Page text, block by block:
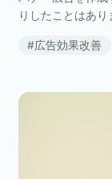
りしたことはあ
だやみくもに変
広告効果改善